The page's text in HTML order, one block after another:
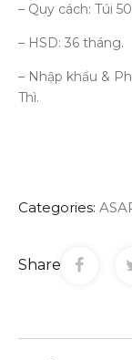
– Quy cách: Túi
– HSD: 36 tháng.
– Nhập khẩu &
Thì.
Categories:
Share